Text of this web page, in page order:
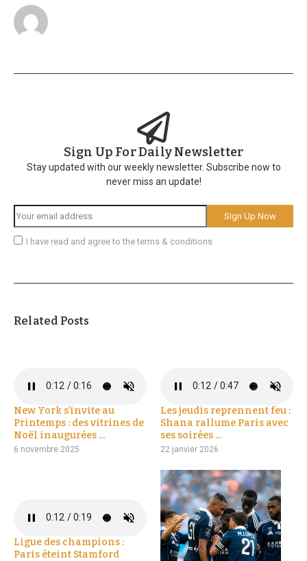
Sign Up For Daily Newsletter
Stay updated with our weekly newsletter. Subscribe now to
never miss an update!
I have read and agree to the terms & conditions
Related Posts
New York s’invite au
Printemps : des vitrines de
Noël inaugurées ...
6 novembre 2025
Les jeudis reprennent feu :
Shana rallume Paris avec
ses soirées ...
22 janvier 2026
Ligue des champions :
Paris éteint Stamford